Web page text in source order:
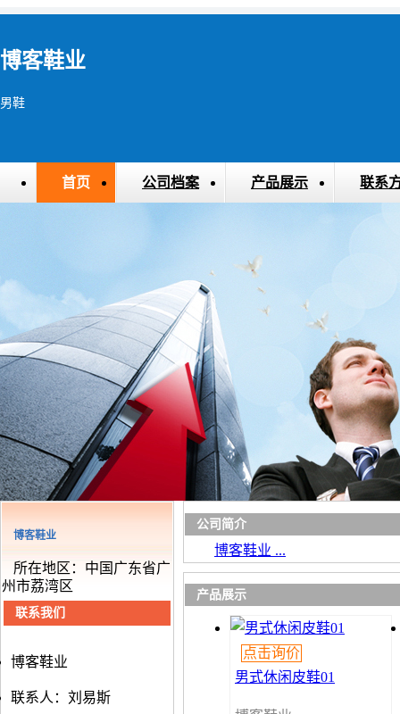
博客鞋业
男鞋
首页 公司档案 产品展示 联系
博客鞋业
所在地区：中国广东省广
州市荔湾区
联系我们
博客鞋业
联系人：刘易斯
公司简介
博客鞋业 ...
产品展示
点击询价
男式休闲皮鞋01